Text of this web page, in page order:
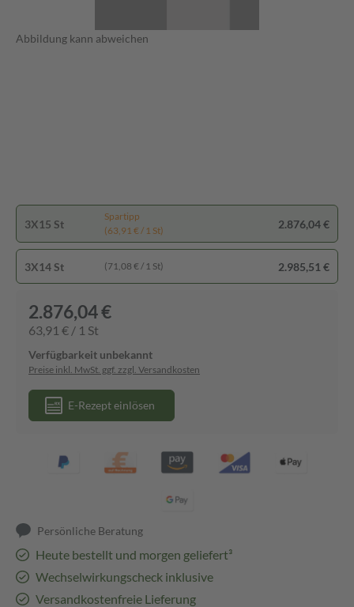
Abbildung kann abweichen
3X15 St
Spartipp
(63,91 € / 1 St)
2.876,04 €
3X14 St (71,08 € / 1 St) 2.985,51 €
2.876,04 €
63,91 € / 1 St
Verfügbarkeit unbekannt
Preise inkl. MwSt. ggf. zzgl. Versandkosten
E-Rezept einlösen
Persönliche Beratung
Heute bestellt und morgen geliefert³
Wechselwirkungscheck inklusive
Versandkostenfreie Lieferung